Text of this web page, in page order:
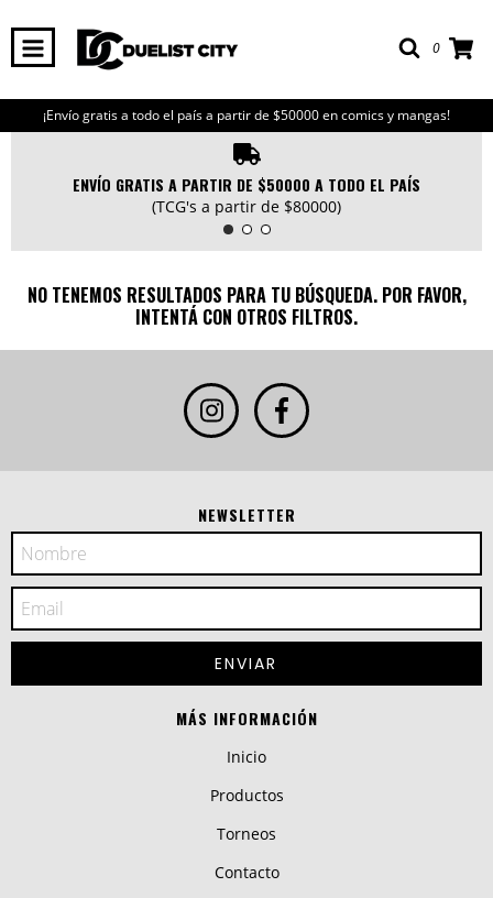
0
¡Envío gratis a todo el país a partir de $50000 en comics y mangas!
ENVÍO GRATIS A PARTIR DE $50000 A TODO EL PAÍS
(TCG's a partir de $80000)
NO TENEMOS RESULTADOS PARA TU BÚSQUEDA. POR FAVOR,
INTENTÁ CON OTROS FILTROS.
NEWSLETTER
MÁS INFORMACIÓN
Inicio
Productos
Torneos
Contacto